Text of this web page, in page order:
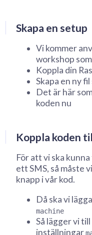
Skapa en setup
Vi kommer
workshop
Koppla din
Skapa en ny
Det är här
koden nu
Koppla koden
För att vi ska
ett SMS, så måste
knapp i vår kod.
Då ska vi
machine
Så lägger vi
inställningar